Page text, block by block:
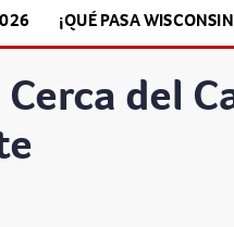
¡QUÉ PASA
del